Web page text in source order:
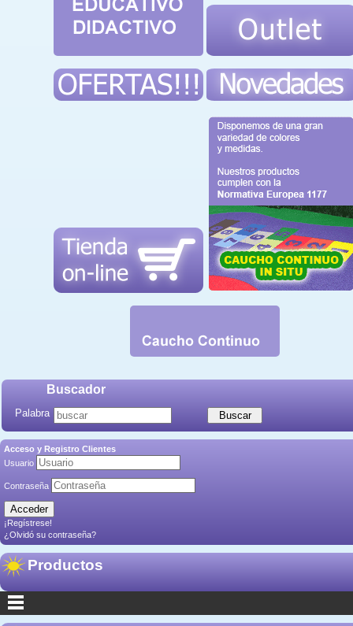
Buscador
Palabra
Acceso y Registro Clientes
Usuario
Contraseña
¡Regístrese!
¿Olvidó su contraseña?
Productos